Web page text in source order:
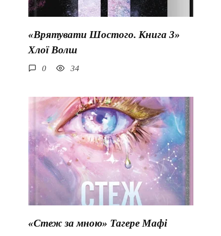
«Врятувати Шостого. Книга 3»
Хлої Волш
0 34
«Стеж за мною» Тагере Мафі